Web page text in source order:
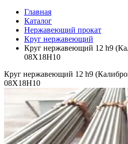
Главная
Каталог
Нержавеющий прокат
Круг нержавеющий
Круг нержавеющий 12 h9
08Х18Н10
Круг нержавеющий 12 h9
08Х18Н10